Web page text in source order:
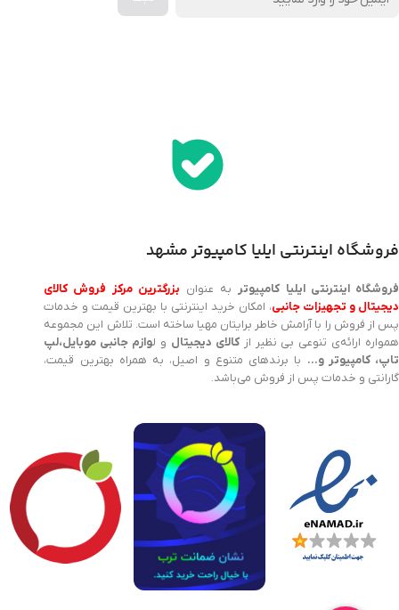
فروشگاه اینترنتی ایلیا کامپیوتر مشهد
فروشگاه اینترنتی ایلیا کامپیوتر به عنوان بزرگترین مرکز فروش کالای
دیجیتال و تجهیزات جانبی، امکان خرید اینترنتی با بهترین قیمت و خدمات
پس از فروش را با آرامش خاطر برایتان مهیا ساخته است. تلاش این مجموعه
همواره ارائه‌ی تنوعی بی نظیر ازکالای دیجیتال و لوازم جانبی موبایل،لپ
تاپ، کامپیوتر و… با برندهای متنوع و اصیل، به همراه بهترین قیمت،
گارانتی و خدمات پس از فروش می‌باشد.